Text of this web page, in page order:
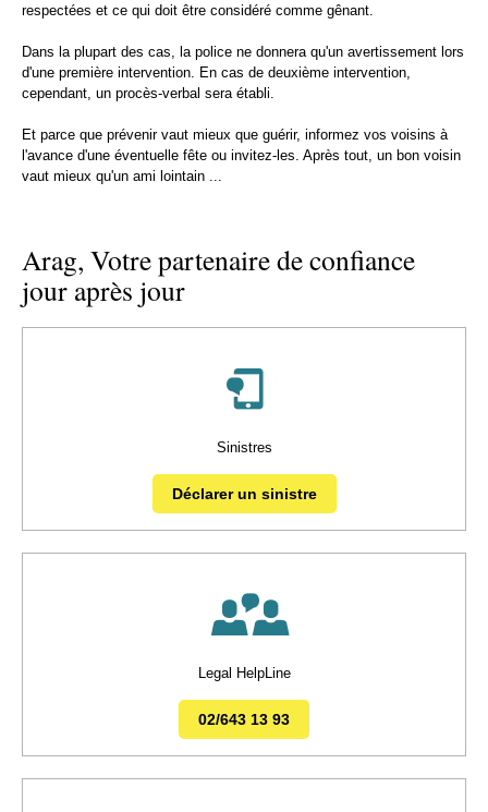
respectées et ce qui doit être considéré comme gênant.
Dans la plupart des cas, la police ne donnera qu'un avertissement lors
d'une première intervention. En cas de deuxième intervention,
cependant, un procès-verbal sera établi.
Et parce que prévenir vaut mieux que guérir, informez vos voisins à
l'avance d'une éventuelle fête ou invitez-les. Après tout, un bon voisin
vaut mieux qu'un ami lointain ...
Arag, Votre partenaire de confiance
jour après jour
Sinistres
Déclarer un sinistre
Legal HelpLine
02/643 13 93